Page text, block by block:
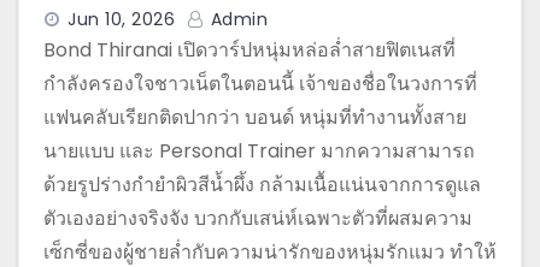
Jun 10, 2026 Admin
Bond Thiranai เปิดวาร์ปหนุ่มหล่อล่ำสายฟิตเนสที่
กำลังครองใจชาวเน็ตในตอนนี้ เจ้าของชื่อในวงการที่
แฟนคลับเรียกติดปากว่า บอนด์ หนุ่มที่ทำงานทั้งสาย
นายแบบ และ Personal Trainer มากความสามารถ
ด้วยรูปร่างกำยำผิวสีน้ำผึ้ง กล้ามเนื้อแน่นจากการดูแล
ตัวเองอย่างจริงจัง บวกกับเสน่ห์เฉพาะตัวที่ผสมความ
เซ็กซี่ของผู้ชายล่ำกับความน่ารักของหนุ่มรักแมว ทำให้